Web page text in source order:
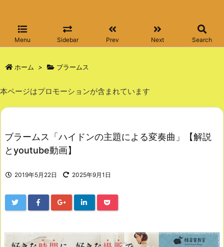
Menu Sidebar Prev Next Search
ホーム > ブラームス
本ページはプロモーションが含まれています
ブラームス「ハイドンの主題による変奏曲」【解説
とyoutube動画】
2019年5月22日 2025年9月1日